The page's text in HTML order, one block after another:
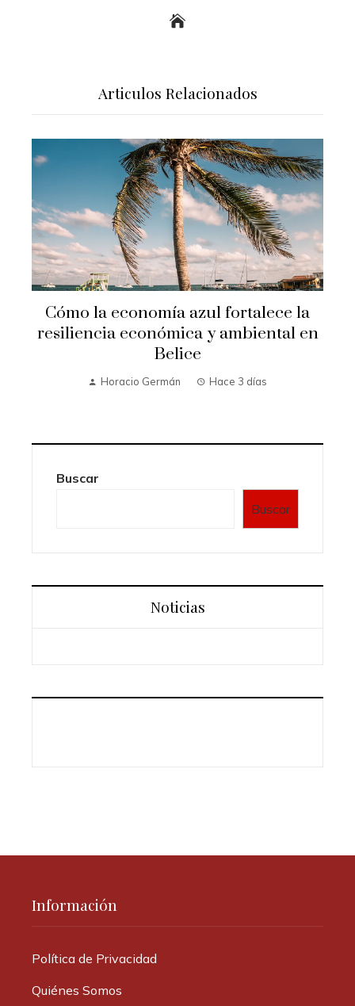
Articulos Relacionados
Cómo la economía azul fortalece la
resiliencia económica y ambiental en
Belice
Horacio Germán Hace 3 días
Buscar
Buscar
Noticias
Información
Política de Privacidad
Quiénes Somos